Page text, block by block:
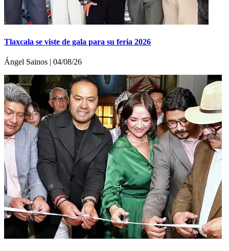
Tlaxcala se viste de gala para su feria 2026
Ángel Sainos | 04/08/26